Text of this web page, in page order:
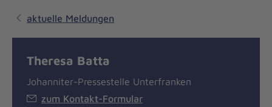
aktuelle Meldungen
Theresa Batta
Johanniter-Pressestelle Unterfranken
zum Kontakt-Formular